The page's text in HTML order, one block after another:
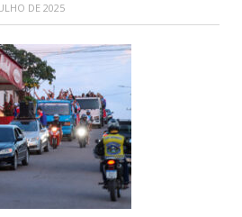
DE 2025